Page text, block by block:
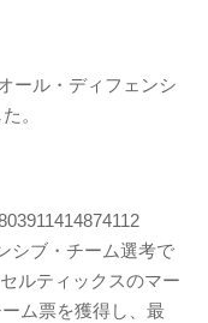
ール・ディフェンシ
。
シブ・チーム選考で
ルティックスのマー
ム票を獲得し、最